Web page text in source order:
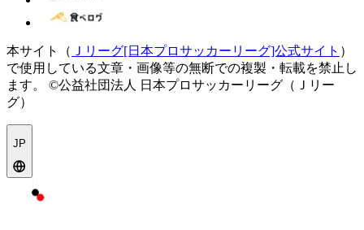
本サイト（ Ｊリーグ[日本プロサッカーリーグ]公式サイト ）
で使用している文章・画像等の無断での複製・転載を禁止し
ます。
©公益社団法人 日本プロサッカーリーグ（Ｊリー
グ）
JP